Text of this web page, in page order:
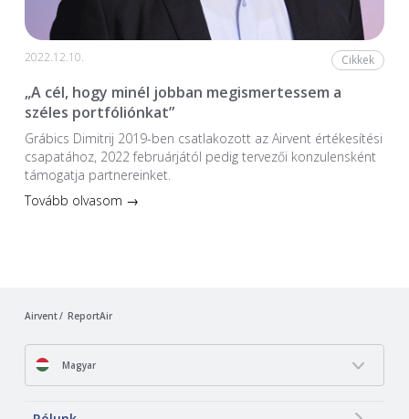
2022.12.10. Cikkek
„A cél, hogy minél jobban megismertessem a
széles portfóliónkat”
Grábics Dimitrij 2019-ben csatlakozott az Airvent értékesítési
csapatához, 2022 februárjától pedig tervezői konzulensként
támogatja partnereinket.
Tovább olvasom →
Airvent ReportAir
Magyar